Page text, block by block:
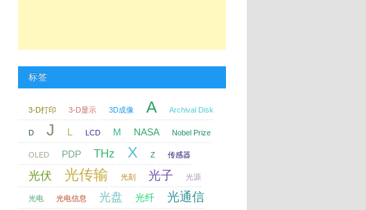
标签
3-D打印 3-D显示 3D成像 A Archival Disk
D J L LCD M NASA Nobel Prize
OLED PDP THz X Z 传感器
光伏 光传输 光刻 光子 光源
光电 光电信息 光盘 光纤 光通信